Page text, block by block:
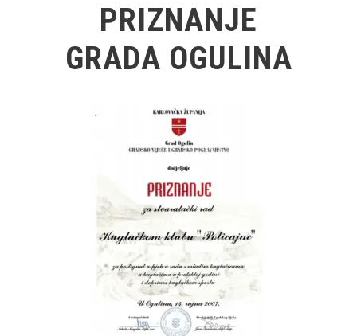
PRIZNANJE
GRADA OGULINA